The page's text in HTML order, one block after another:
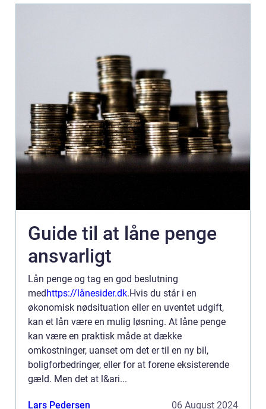
Guide til at låne penge
ansvarligt
Lån penge og tag en god beslutning
medhttps://lånesider.dk.Hvis du står i en
økonomisk nødsituation eller en uventet udgift,
kan et lån være en mulig løsning. At låne penge
kan være en praktisk måde at dække
omkostninger, uanset om det er til en ny bil,
boligforbedringer, eller for at forene eksisterende
gæld. Men det at l&ari...
Lars Pedersen 06 August 2024